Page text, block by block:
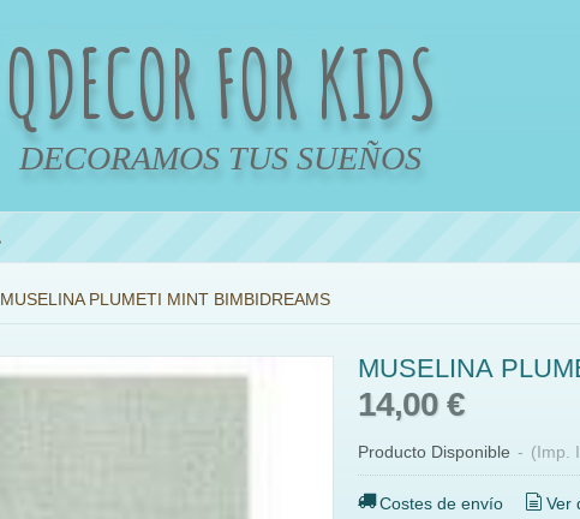
QDECOR FOR KIDS
DECORAMOS TUS SUEÑOS
MUSELINA PLUMETI MINT BIMBIDREAMS
MUSELINA
14,00 €
Producto Disponible - (Imp.
Costes de envío Ver